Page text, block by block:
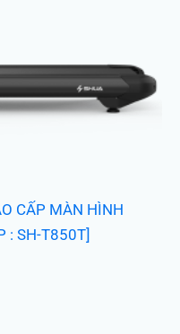
CẤP MÀN HÌNH
: SH-T850T]